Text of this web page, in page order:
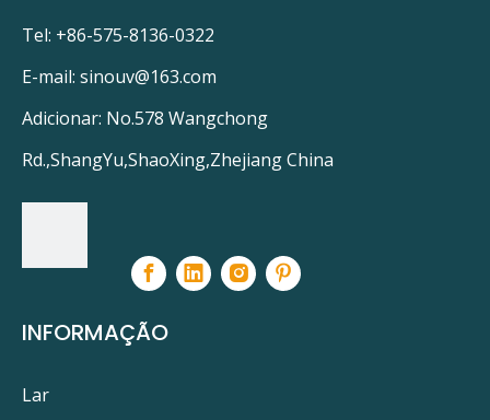
Tel: +86-575-8136-0322
E-mail: sinouv@163.com
Adicionar: No.578 Wangchong
Rd.,ShangYu,ShaoXing,Zhejiang China
INFORMAÇÃO
Lar